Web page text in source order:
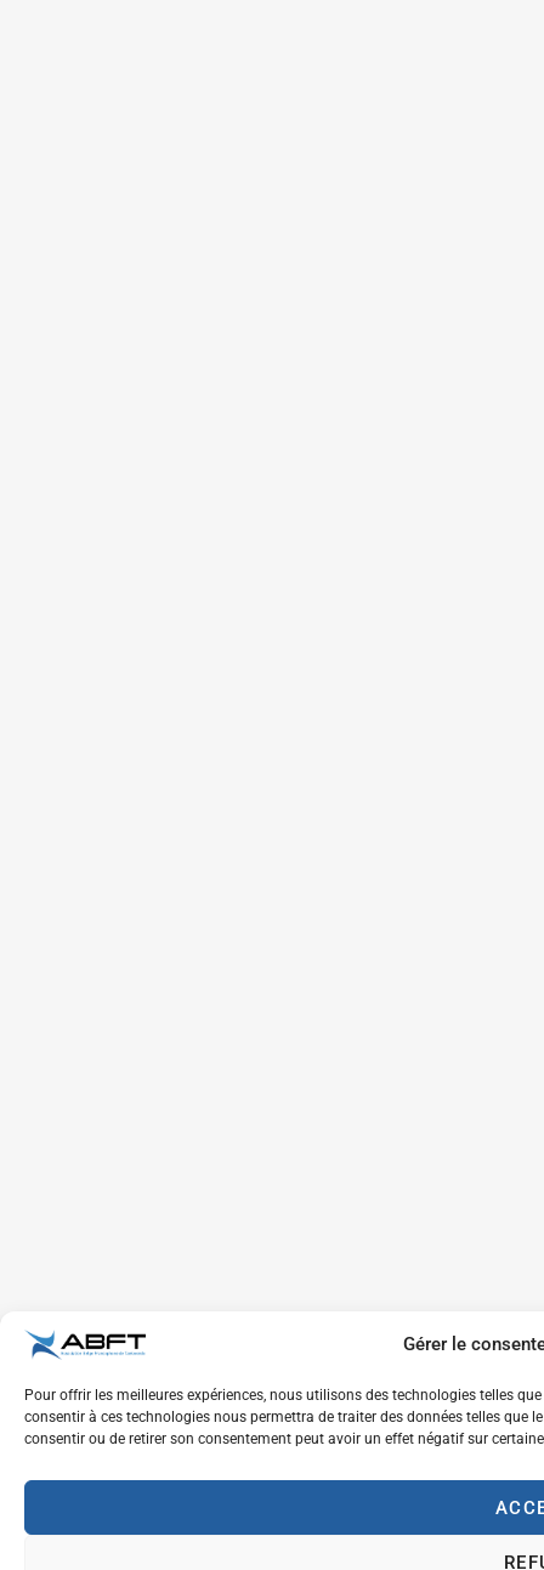
Gérer le
Pour offrir les meilleures expériences, nous utilisons des technologies telles
consentir à ces technologies nous permettra de traiter des données telles que
consentir ou de retirer son consentement peut avoir un effet négatif sur